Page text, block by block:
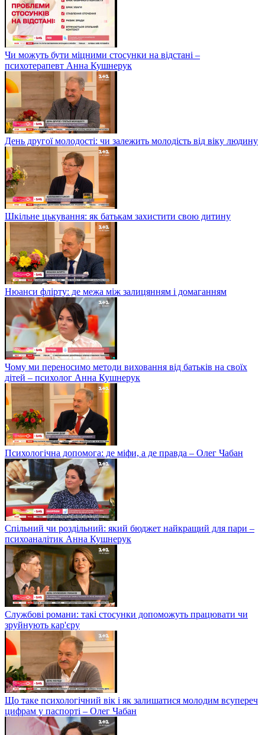
Чи можуть бути міцними стосунки на відстані –
психотерапевт Анна Кушнерук
День другої молодості: чи залежить молодість від віку людину
Шкільне цькування: як батькам захистити свою дитину
Нюанси флірту: де межа між залицянням і домаганням
Чому ми переносимо методи виховання від батьків на своїх
дітей – психолог Анна Кушнерук
Психологічна допомога: де міфи, а де правда – Олег Чабан
Спільний чи роздільний: який бюджет найкращий для пари –
психоаналітик Анна Кушнерук
Службові романи: такі стосунки допоможуть працювати чи
зруйнують кар'єру
Що таке психологічний вік і як залишатися молодим всупереч
цифрам у паспорті – Олег Чабан